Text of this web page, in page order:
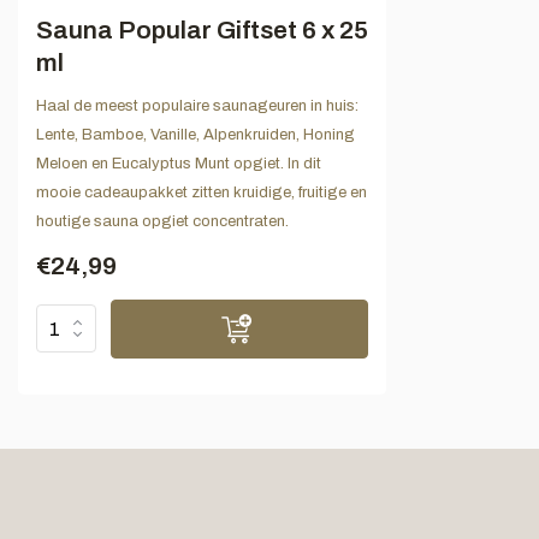
Sauna Popular Giftset 6 x 25
ml
Haal de meest populaire saunageuren in huis:
Lente, Bamboe, Vanille, Alpenkruiden, Honing
Meloen en Eucalyptus Munt opgiet. In dit
mooie cadeaupakket zitten kruidige, fruitige en
houtige sauna opgiet concentraten.
€24,99